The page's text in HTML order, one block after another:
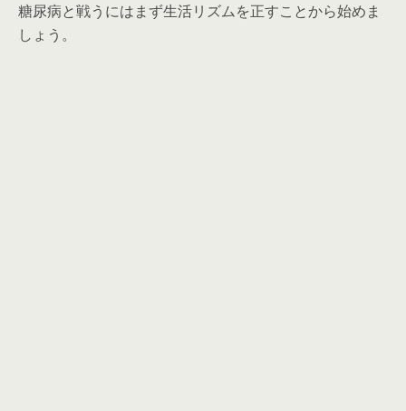
糖尿病と戦うにはまず生活リズムを正すことから始めま
しょう。